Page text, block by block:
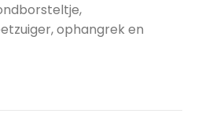
ophangrek en